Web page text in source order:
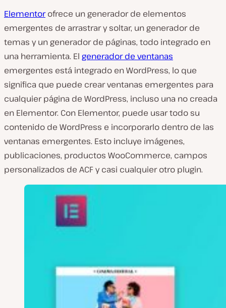
Elementorofrece un generador de elementos
emergentes de arrastrar y soltar, un generador de
temas y un generador de páginas, todo integrado en
una herramienta. El generador de ventanas
emergentes está integrado en WordPress, lo que
significa que puede crear ventanas emergentes para
cualquier página de WordPress, incluso una no creada
en Elementor. Con Elementor, puede usar todo su
contenido de WordPress e incorporarlo dentro de las
ventanas emergentes. Esto incluye imágenes,
publicaciones, productos WooCommerce, campos
personalizados de ACF y casi cualquier otro plugin.